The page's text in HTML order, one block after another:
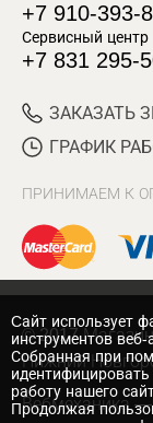
+7 910-393-
Сервисный центр
+7 831 295-
ЗАКАЗАТЬ
ГРАФИК
ПРИНИМАЕМ К
© 2017
Нижний
Вебмеханика —
Cайт использует
инструментов
Собранная при
работу нашего
Продолжая